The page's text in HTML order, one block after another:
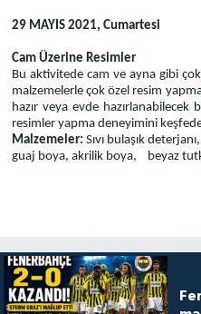
29 MAYIS 2021, Cumartesi
Cam Üzerine Resimler
Bu aktivitede cam ve ayna gibi
malzemelerle çok özel resim
hazır veya evde hazırlanabilecek
resimler yapma deneyimini
Malzemeler: Sıvı bulaşık
guaj boya, akrilik boya, beyaz